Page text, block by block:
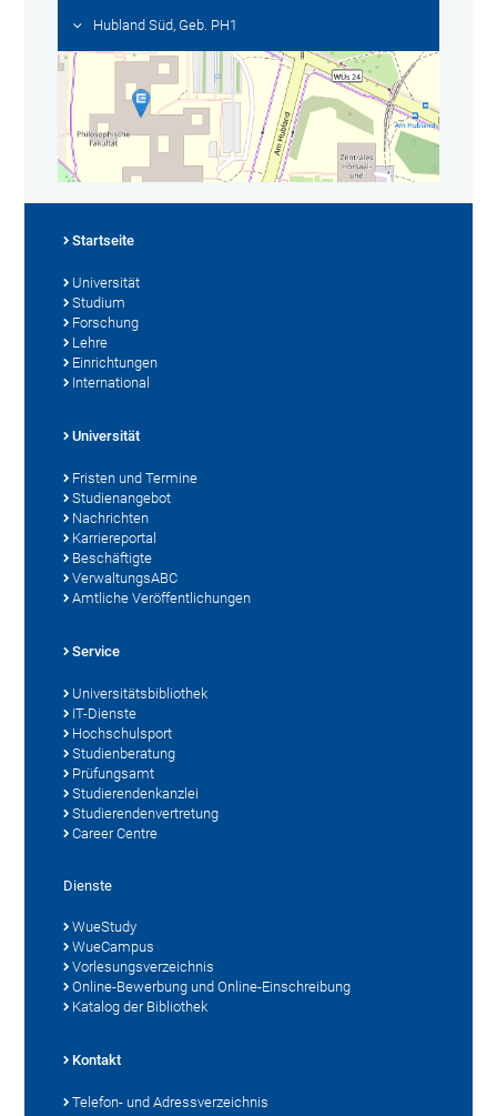
Hubland Süd, Geb. PH1
Startseite
Universität
Studium
Forschung
Lehre
Einrichtungen
International
Universität
Fristen und Termine
Studienangebot
Nachrichten
Karriereportal
Beschäftigte
VerwaltungsABC
Amtliche Veröffentlichungen
Service
Universitätsbibliothek
IT-Dienste
Hochschulsport
Studienberatung
Prüfungsamt
Studierendenkanzlei
Studierendenvertretung
Career Centre
Dienste
WueStudy
WueCampus
Vorlesungsverzeichnis
Online-Bewerbung und Online-Einschreibung
Katalog der Bibliothek
Kontakt
Telefon- und Adressverzeichnis